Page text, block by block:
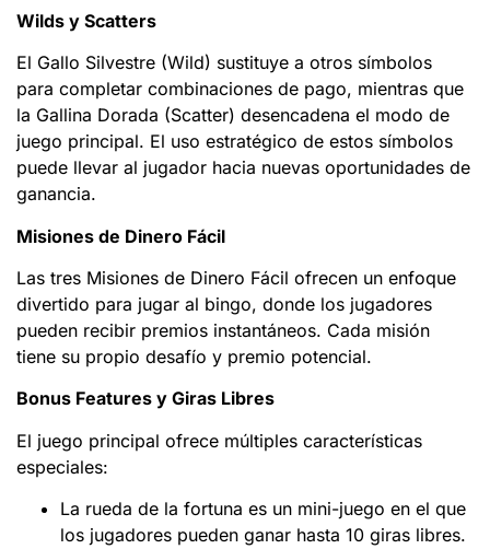
Wilds y Scatters
El Gallo Silvestre (Wild) sustituye a otros símbolos
para completar combinaciones de pago, mientras que
la Gallina Dorada (Scatter) desencadena el modo de
juego principal. El uso estratégico de estos símbolos
puede llevar al jugador hacia nuevas oportunidades de
ganancia.
Misiones de Dinero Fácil
Las tres Misiones de Dinero Fácil ofrecen un enfoque
divertido para jugar al bingo, donde los jugadores
pueden recibir premios instantáneos. Cada misión
tiene su propio desafío y premio potencial.
Bonus Features y Giras Libres
El juego principal ofrece múltiples características
especiales:
La rueda de la fortuna es un mini-juego en el que
los jugadores pueden ganar hasta 10 giras libres.